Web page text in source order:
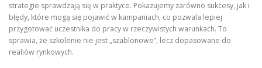
strategie sprawdzają się w praktyce. Pokazujemy zarówno sukcesy, jak i
błędy, które mogą się pojawić w kampaniach, co pozwala lepiej
przygotować uczestnika do pracy w rzeczywistych warunkach. To
sprawia, że szkolenie nie jest „szablonowe”, lecz dopasowane do
realiów rynkowych.